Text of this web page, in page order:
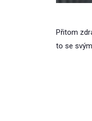
Přitom
to se